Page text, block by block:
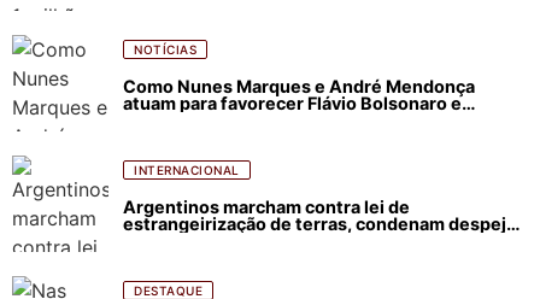
NOTÍCIAS
Como Nunes Marques e André Mendonça
atuam para favorecer Flávio Bolsonaro e
INTERNACIONAL
Argentinos marcham contra lei de
estrangeirização de terras, condenam despejos
DESTAQUE